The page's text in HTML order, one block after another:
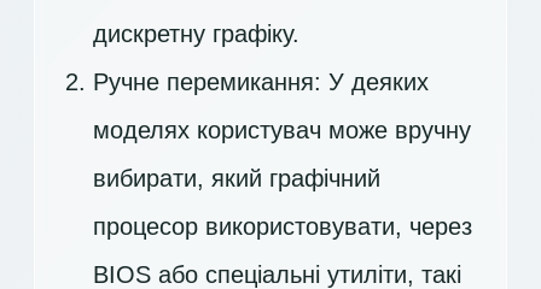
дискретну графіку.
Ручне перемикання: У деяких
моделях користувач може вручну
вибирати, який графічний
процесор використовувати, через
BIOS або спеціальні утиліти, такі